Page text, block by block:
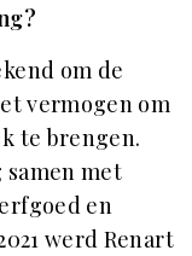
om de
vermogen om
te brengen.
met
en
werd Renart